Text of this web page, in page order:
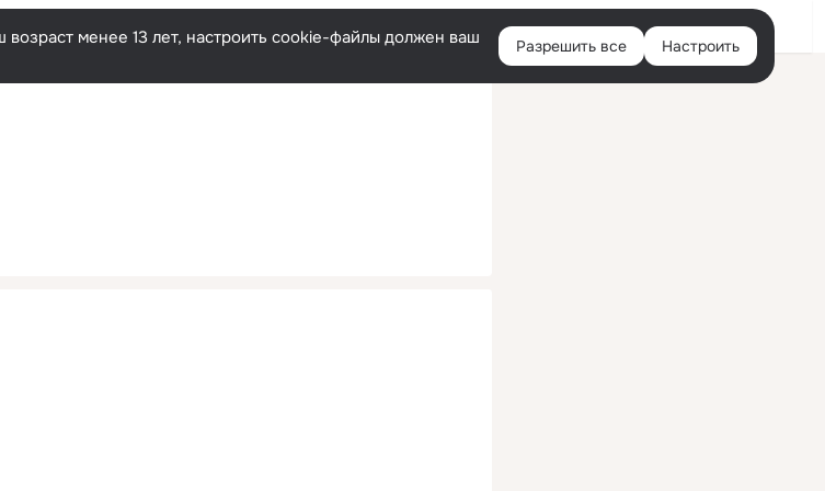
Русский Войти
менее 13 лет, настроить cookie-файлы должен ваш
Разрешить все Настроить